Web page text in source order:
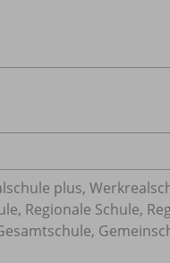
plus,
Regionale Schule,